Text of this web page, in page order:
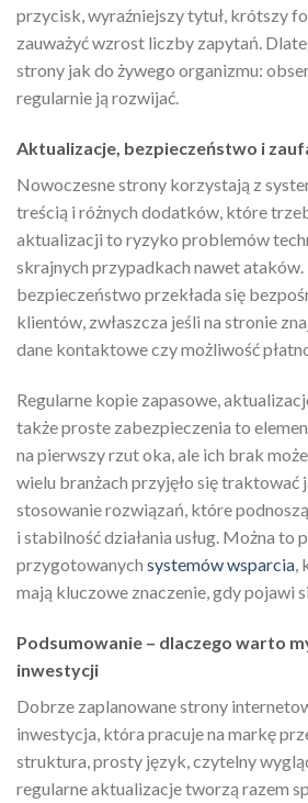
przycisk, wyraźniejszy tytuł, krótszy
zauważyć wzrost liczby zapytań.
strony jak do żywego organizmu:
regularnie ją rozwijać.
Aktualizacje, bezpieczeństwo i
Nowoczesne strony korzystają z
treścią i różnych dodatków, które
aktualizacji to ryzyko problemów
skrajnych przypadkach nawet ataków.
bezpieczeństwo przekłada się
klientów, zwłaszcza jeśli na stronie
dane kontaktowe czy możliwość
Regularne kopie zapasowe,
także proste zabezpieczenia to
na pierwszy rzut oka, ale ich brak
wielu branżach przyjęło się traktować
stosowanie rozwiązań, które
i stabilność działania usług. Można to
przygotowanych systemów wsparcia,
mają kluczowe znaczenie, gdy pojawi
Podsumowanie – dlaczego warto
inwestycji
Dobrze zaplanowane strony
inwestycja, która pracuje na markę
struktura, prosty język, czytelny
regularne aktualizacje tworzą razem